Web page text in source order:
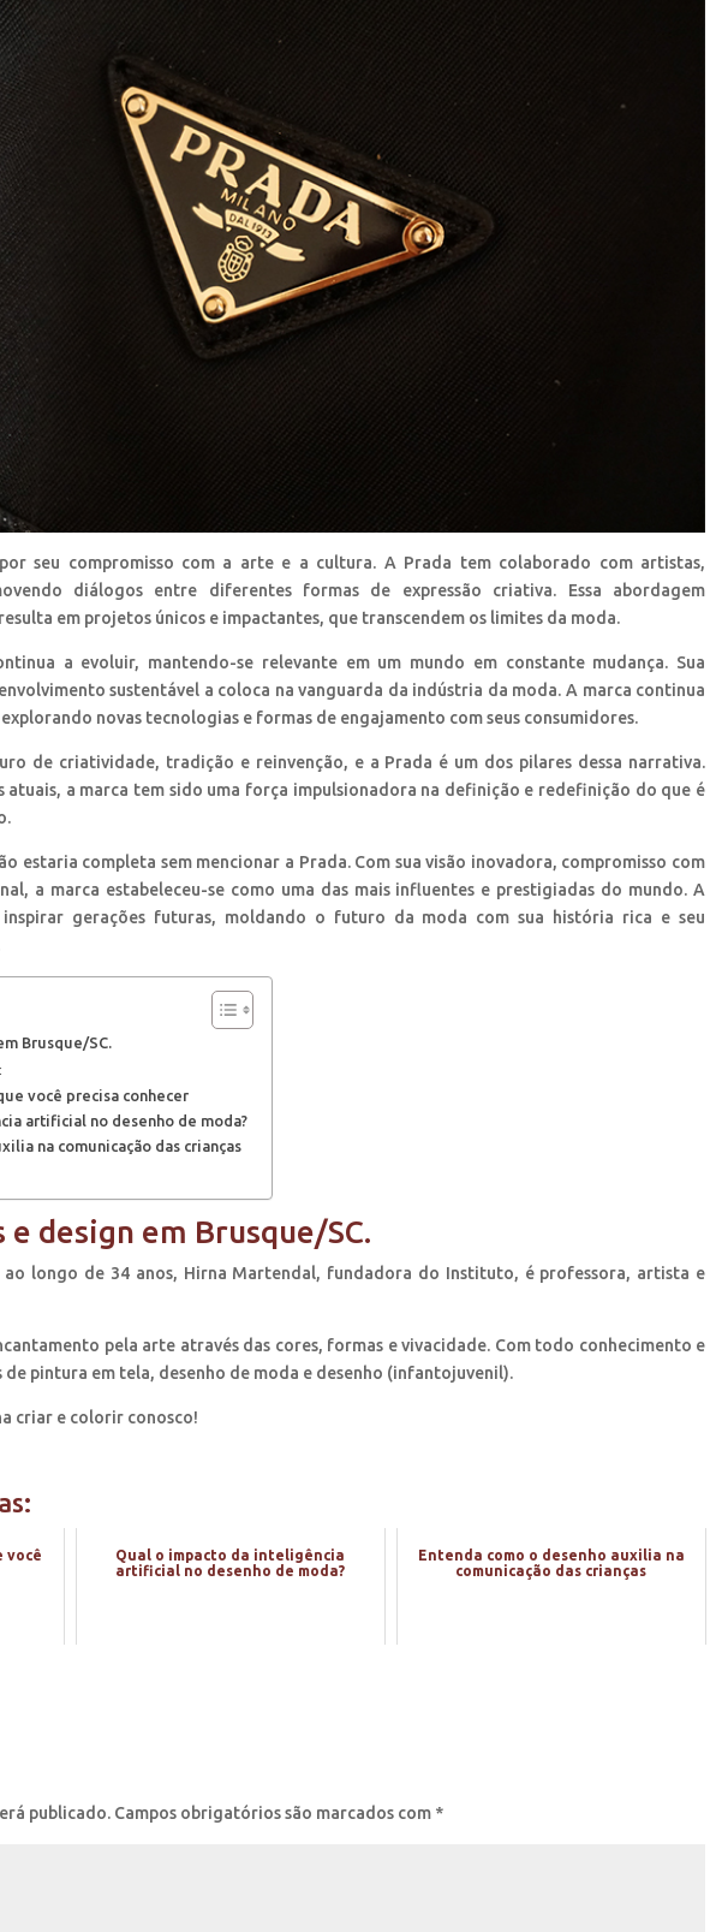
seu compromisso com a arte e a cultura. A Prada tem colaborado com artistas,
diálogos entre diferentes formas de expressão criativa. Essa abordagem
em projetos únicos e impactantes, que transcendem os limites da moda.
a evoluir, mantendo-se relevante em um mundo em constante mudança. Sua
sustentável a coloca na vanguarda da indústria da moda. A marca continua
novas tecnologias e formas de engajamento com seus consumidores.
de criatividade, tradição e reinvenção, e a Prada é um dos pilares dessa narrativa.
atuais, a marca tem sido uma força impulsionadora na definição e redefinição do que é
estaria completa sem mencionar a Prada. Com sua visão inovadora, compromisso com
a marca estabeleceu-se como uma das mais influentes e prestigiadas do mundo. A
gerações futuras, moldando o futuro da moda com sua história rica e seu
Brusque/SC.
você precisa conhecer
artificial no desenho de moda?
na comunicação das crianças
design em Brusque/SC.
ao longo de 34 anos, Hirna Martendal, fundadora do Instituto, é professora, artista e
pela arte através das cores, formas e vivacidade. Com todo conhecimento e
pintura em tela, desenho de moda e desenho (infantojuvenil).
criar e colorir conosco!
você
Qual o impacto da inteligência
artificial no desenho de moda?
Entenda como o desenho auxilia na
comunicação das crianças
publicado. Campos obrigatórios são marcados com *